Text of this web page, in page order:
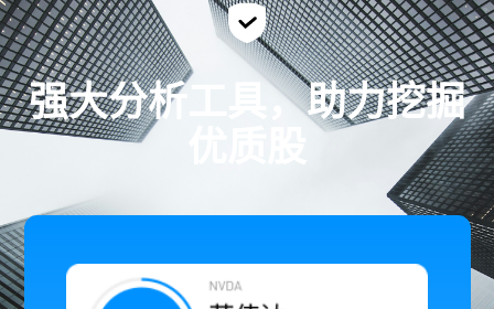
强大分析工具，助力挖掘